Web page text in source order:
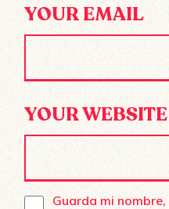
YOUR EMAIL
YOUR WEBSITE
Guarda mi